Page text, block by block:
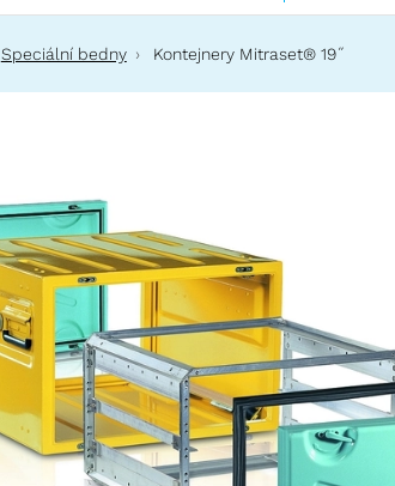
Speciální bedny Kontejnery Mitraset® 19˝